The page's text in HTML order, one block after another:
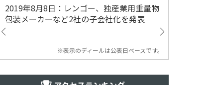
2019年8月8日：レンゴー、独産業用重量物
包装メーカーなど2社の子会社化を発表
※表示のディールは公表日ベースです。